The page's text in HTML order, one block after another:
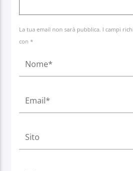
La tua email non sarà pubblica. I campi
con *